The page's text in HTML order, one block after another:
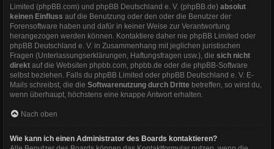
Limited (phpBB.com) und phpBB Deutschland e. V. (phpBB.de) absolut
keinen Einfluss auf die Benutzung oder den oder die Benutzer der
Forensoftware haben und dafür in keiner Weise zur Verantwortung
herangezogen werden können. Kontaktiere daher nie phpBB Limited oder
phpBB Deutschland e. V. in Zusammenhang mit jeglichen juristischen
Fragen (Unterlassungserklärungen, Haftungsfragen usw.), die sich nicht
direkt auf die Websiten phpbb.com, phpbb.de oder die phpBB-Software
selbst beziehen. Falls du phpBB Limited oder phpBB Deutschland e. V. E-
Mails schreibst, die die Softwarenutzung durch Dritte betreffen, so wirst du,
wenn überhaupt, höchstens eine knappe Antwort erhalten.
Nach oben
Wie kann ich einen Administrator des Boards kontaktieren?